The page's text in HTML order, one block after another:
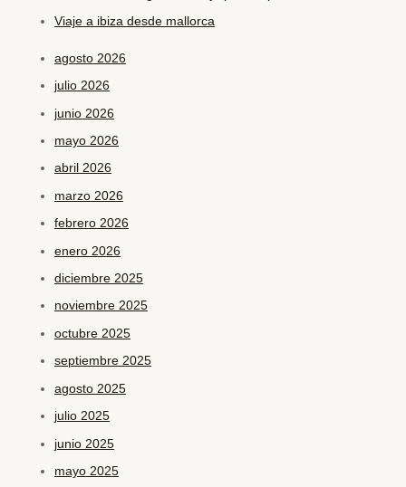
Viaje a ibiza desde mallorca
agosto 2026
julio 2026
junio 2026
mayo 2026
abril 2026
marzo 2026
febrero 2026
enero 2026
diciembre 2025
noviembre 2025
octubre 2025
septiembre 2025
agosto 2025
julio 2025
junio 2025
mayo 2025